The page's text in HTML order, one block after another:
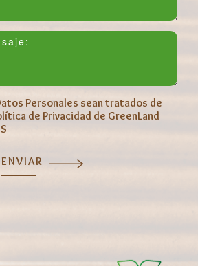
Personales sean tratados de
de Privacidad de GreenLand
ENVIAR